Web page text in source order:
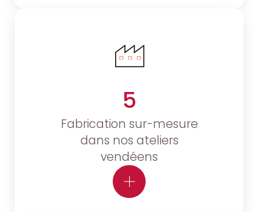
5
Fabrication sur-mesure
dans nos ateliers
vendéens